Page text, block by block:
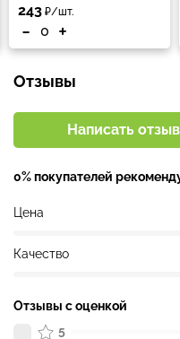
243 ₽/шт.
- +
Отзывы
Написать отзыв
0% покупателей
Цена
Качество
Отзывы с оценкой
5